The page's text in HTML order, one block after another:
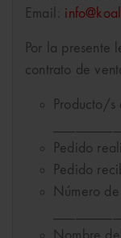
Email:
Por la presente
contrato de
Producto/s
Pedido
Pedido
Número